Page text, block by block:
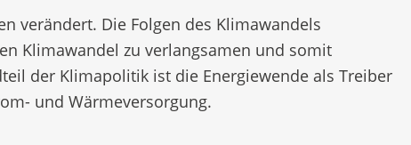
verändert. Die Folgen des Klimawandels
Klimawandel zu verlangsamen und somit
der Klimapolitik ist die Energiewende als Treiber
und Wärmeversorgung.